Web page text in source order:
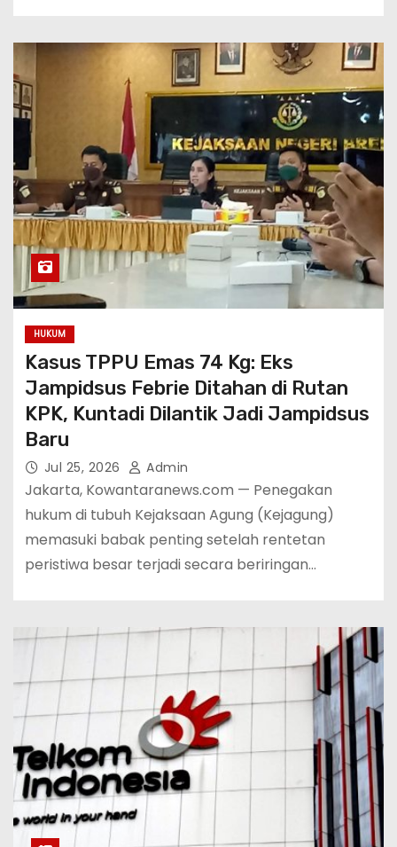
HUKUM
Kasus TPPU Emas 74 Kg: Eks
Jampidsus Febrie Ditahan di Rutan
KPK, Kuntadi Dilantik Jadi Jampidsus
Baru
Jul 25, 2026 Admin
Jakarta, Kowantaranews.com — Penegakan
hukum di tubuh Kejaksaan Agung (Kejagung)
memasuki babak penting setelah rentetan
peristiwa besar terjadi secara beriringan…